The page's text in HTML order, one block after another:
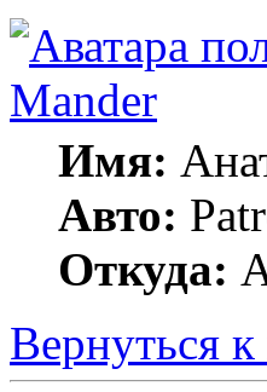
Mander
Имя:
Авто:
Откуда:
Вернуться к